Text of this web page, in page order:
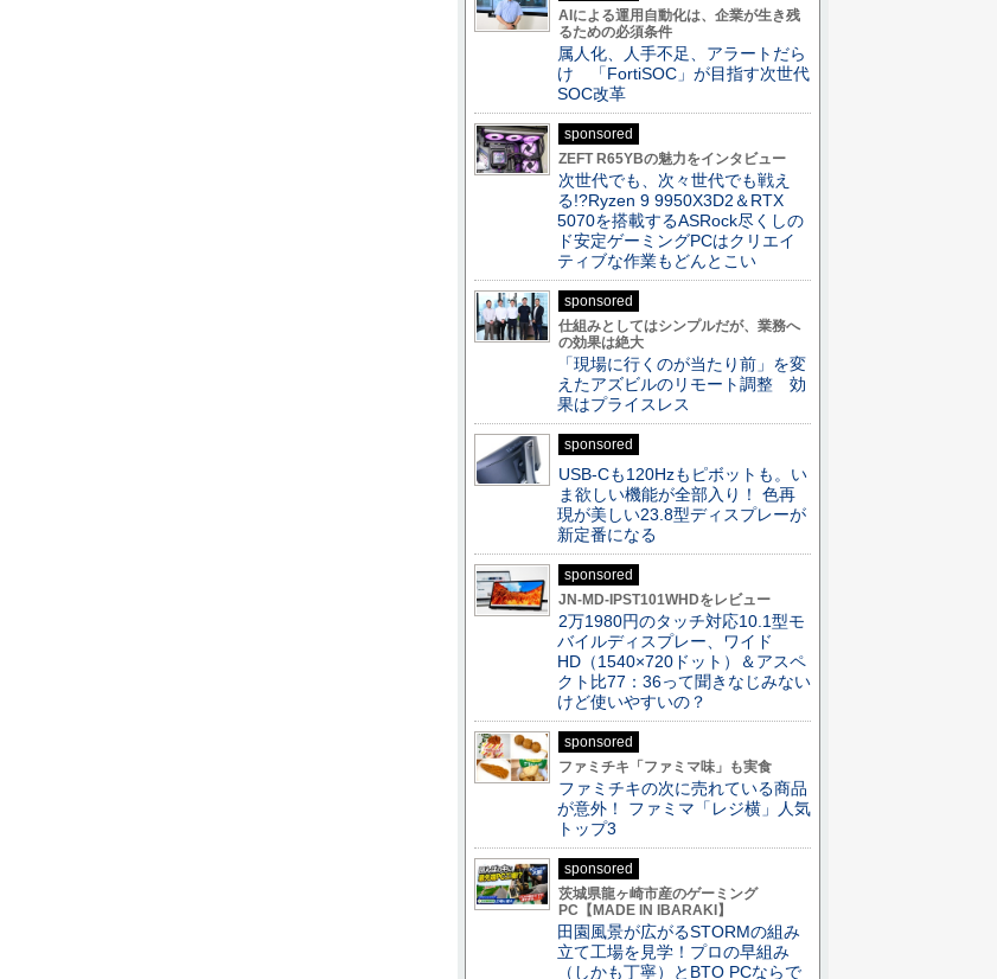
AIによる運用自動化は、企業が生き残
るための必須条件
属人化、人手不足、アラートだら
け 「FortiSOC」が目指す次世代
SOC改革
sponsored
ZEFT R65YBの魅力をインタビュー
次世代でも、次々世代でも戦え
る!?Ryzen 9 9950X3D2＆RTX
5070を搭載するASRock尽くしの
ド安定ゲーミングPCはクリエイ
ティブな作業もどんとこい
sponsored
仕組みとしてはシンプルだが、業務へ
の効果は絶大
「現場に行くのが当たり前」を変
えたアズビルのリモート調整 効
果はプライスレス
sponsored
USB-Cも120Hzもピボットも。い
ま欲しい機能が全部入り！ 色再
現が美しい23.8型ディスプレーが
新定番になる
sponsored
JN-MD-IPST101WHDをレビュー
2万1980円のタッチ対応10.1型モ
バイルディスプレー、ワイド
HD（1540×720ドット）＆アスペ
クト比77：36って聞きなじみない
けど使いやすいの？
sponsored
ファミチキ「ファミマ味」も実食
ファミチキの次に売れている商品
が意外！ ファミマ「レジ横」人気
トップ3
sponsored
茨城県龍ヶ崎市産のゲーミング
PC【MADE IN IBARAKI】
田園風景が広がるSTORMの組み
立て工場を見学！プロの早組み
（しかも丁寧）とBTO PCならで